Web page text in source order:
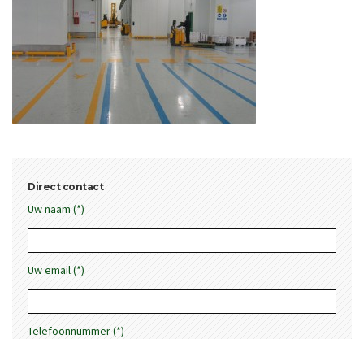
Direct contact
Uw naam (*)
Uw email (*)
Telefoonnummer (*)